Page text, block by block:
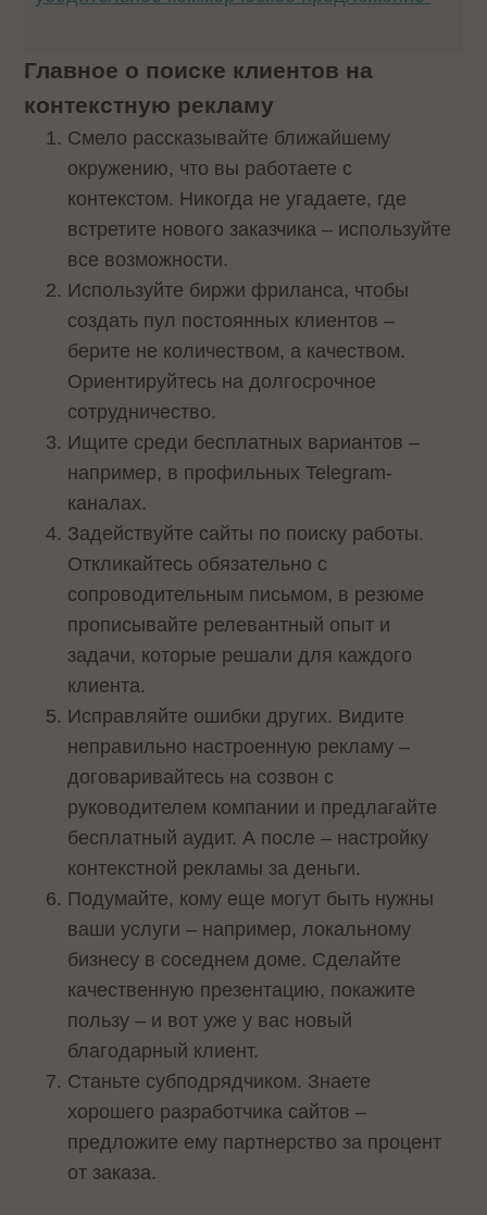
Главное о поиске клиентов на
контекстную рекламу
Смело рассказывайте ближайшему
окружению, что вы работаете с
контекстом. Никогда не угадаете, где
встретите нового заказчика – используйте
все возможности.
Используйте биржи фриланса, чтобы
создать пул постоянных клиентов –
берите не количеством, а качеством.
Ориентируйтесь на долгосрочное
сотрудничество.
Ищите среди бесплатных вариантов –
например, в профильных Telegram-
каналах.
Задействуйте сайты по поиску работы.
Откликайтесь обязательно с
сопроводительным письмом, в резюме
прописывайте релевантный опыт и
задачи, которые решали для каждого
клиента.
Исправляйте ошибки других. Видите
неправильно настроенную рекламу –
договаривайтесь на созвон с
руководителем компании и предлагайте
бесплатный аудит. А после – настройку
контекстной рекламы за деньги.
Подумайте, кому еще могут быть нужны
ваши услуги – например, локальному
бизнесу в соседнем доме. Сделайте
качественную презентацию, покажите
пользу – и вот уже у вас новый
благодарный клиент.
Станьте субподрядчиком. Знаете
хорошего разработчика сайтов –
предложите ему партнерство за процент
от заказа.